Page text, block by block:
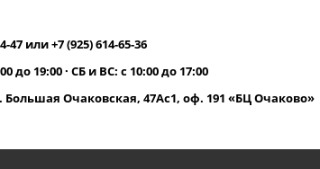
47 или +7 (925) 614-65-36
до 19:00 · СБ и ВС: с 10:00 до 17:00
Очаковская, 47Ас1, оф. 191 «БЦ Очаково»